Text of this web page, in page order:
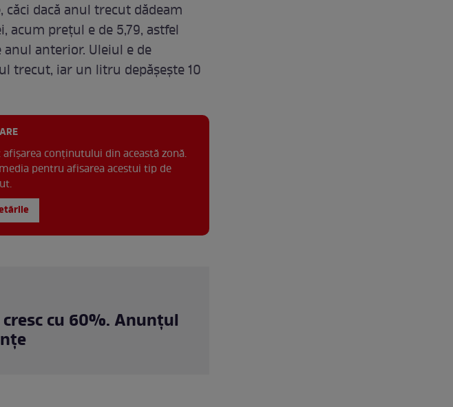
dacă anul trecut dădeam
acum prețul e de 5,79, astfel
anul anterior. Uleiul e de
trecut, iar un litru depășește 10
conținutului din această zonă.
pentru afisarea acestui tip de
cu 60%. Anunțul